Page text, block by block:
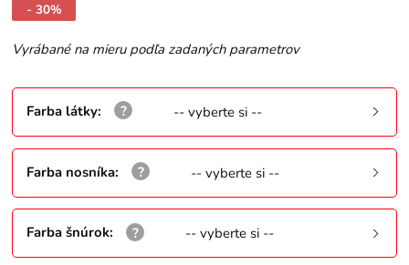
- 30%
Vyrábané na mieru podľa zadaných parametrov
Farba látky: -- vyberte si --
Farba nosníka: -- vyberte si --
Farba šnúrok: -- vyberte si --